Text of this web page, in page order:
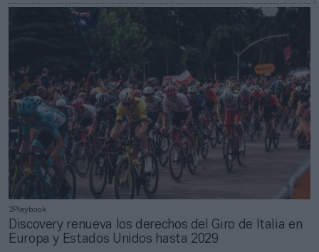
2Playbook
Discovery renueva los derechos del Giro de Italia en
Europa y Estados Unidos hasta 2029